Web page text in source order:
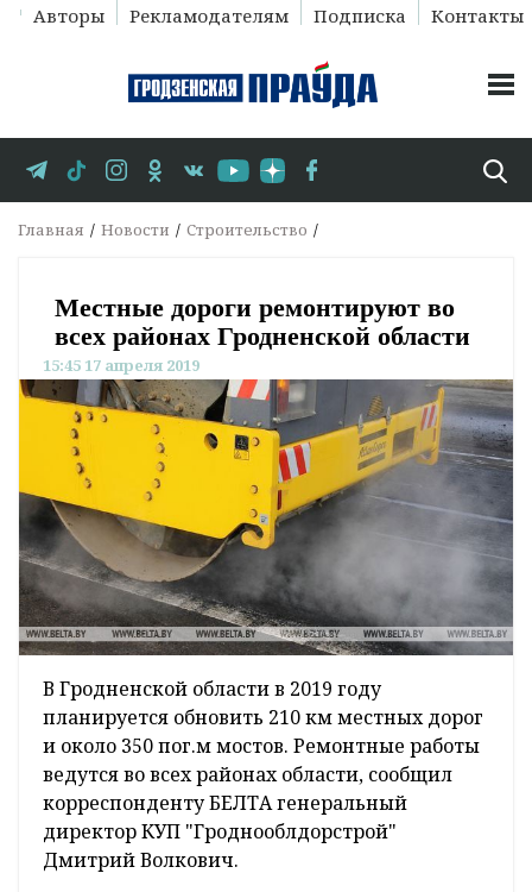
Авторы Рекламодателям Подписка Контакты
Главная Новости Строительство
Местные дороги ремонтируют во
всех районах Гродненской области
15:45 17 апреля 2019
В Гродненской области в 2019 году
планируется обновить 210 км местных дорог
и около 350 пог.м мостов. Ремонтные работы
ведутся во всех районах области, сообщил
корреспонденту БЕЛТА генеральный
директор КУП "Гроднооблдорстрой"
Дмитрий Волкович.